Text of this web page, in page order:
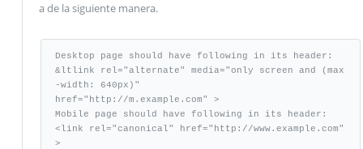
a de la siguiente manera.
Desktop page should have following in its header:
&ltlink rel="alternate" media="only screen and (max
-width: 640px)"
href="http://m.example.com" >
Mobile page should have following in its header:
<link rel="canonical" href="http://www.example.com"
>